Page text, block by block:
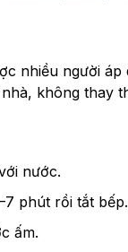
nhiều người
không thay
nước.
phút rồi tắt bếp.
ấm.